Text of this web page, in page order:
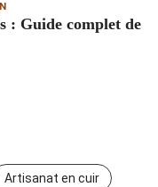
: Guide complet de
Artisanat en cuir